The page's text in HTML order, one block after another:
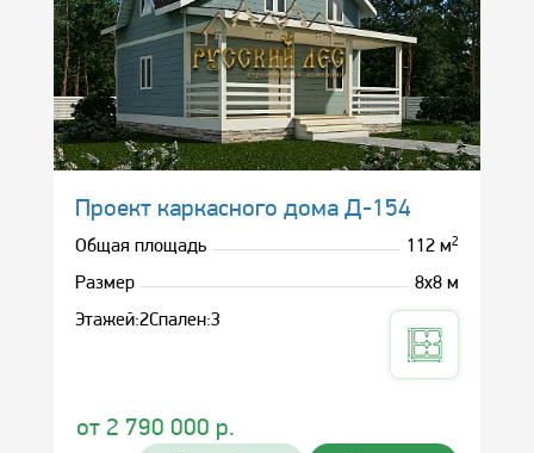
Проект каркасного дома Д-154
Общая площадь 112 м2
Размер
8х8 м
Этажей:2Спален:3
от 2 790 000 р.